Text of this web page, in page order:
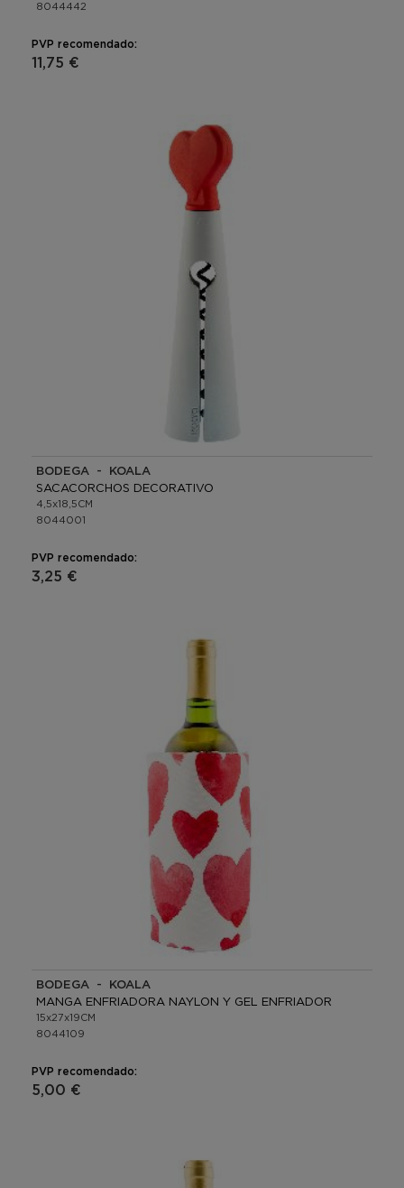
8044442
PVP recomendado:
11,75 €
BODEGA - KOALA
SACACORCHOS DECORATIVO
4,5x18,5CM
8044001
PVP recomendado:
3,25 €
BODEGA - KOALA
MANGA ENFRIADORA NAYLON Y GEL ENFRIADOR
15x27x19CM
8044109
PVP recomendado:
5,00 €